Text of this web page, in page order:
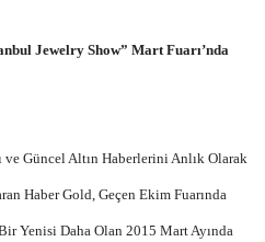
Jewelry Show” Mart Fuarı’nda
Güncel Altın Haberlerini Anlık Olarak
Haber Gold, Geçen Ekim Fuarında
Bir Yenisi Daha Olan 2015 Mart Ayında